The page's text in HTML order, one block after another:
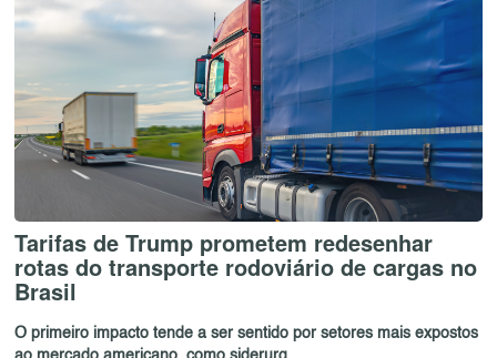
Tarifas de Trump prometem redesenhar
rotas do transporte rodoviário de cargas no
Brasil
O primeiro impacto tende a ser sentido por setores mais expostos